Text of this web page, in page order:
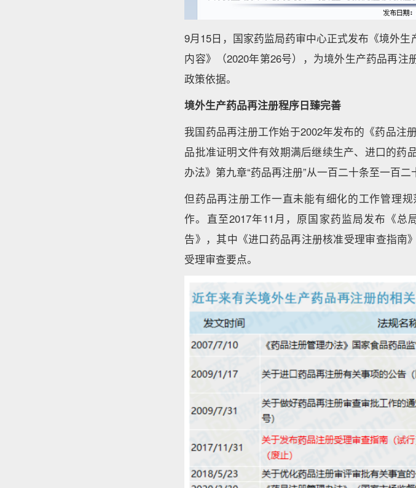
9月15日，国家药监局药审中心正式发布《境外
内容》（2020年第26号），为境外生产药品再
政策依据。
境外生产药品再注册程序日臻完善
我国药品再注册工作始于2002年发布的《药品注
品批准证明文件有效期满后继续生产、进口的药
办法》第九章“药品再注册”从一百二十条至一百
但药品再注册工作一直未能有细化的工作管理
作。直至2017年11月，原国家药监局发布《
告》，其中《进口药品再注册核准受理审查指南
受理审查要点。